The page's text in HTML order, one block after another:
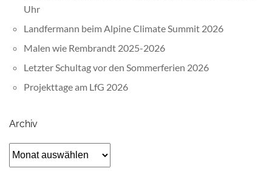
Uhr
Landfermann beim Alpine Climate Summit 2026
Malen wie Rembrandt 2025-2026
Letzter Schultag vor den Sommerferien 2026
Projekttage am LfG 2026
Archiv
Archiv